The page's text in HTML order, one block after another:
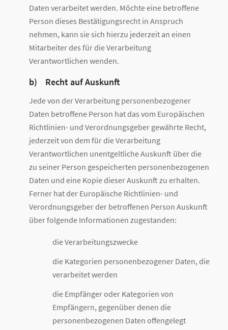
Daten verarbeitet werden. Möchte eine betroffene
Person dieses Bestätigungsrecht in Anspruch
nehmen, kann sie sich hierzu jederzeit an einen
Mitarbeiter des für die Verarbeitung
Verantwortlichen wenden.
b) Recht auf Auskunft
Jede von der Verarbeitung personenbezogener
Daten betroffene Person hat das vom Europäischen
Richtlinien- und Verordnungsgeber gewährte Recht,
jederzeit von dem für die Verarbeitung
Verantwortlichen unentgeltliche Auskunft über die
zu seiner Person gespeicherten personenbezogenen
Daten und eine Kopie dieser Auskunft zu erhalten.
Ferner hat der Europäische Richtlinien- und
Verordnungsgeber der betroffenen Person Auskunft
über folgende Informationen zugestanden:
die Verarbeitungszwecke
die Kategorien personenbezogener Daten, die
verarbeitet werden
die Empfänger oder Kategorien von
Empfängern, gegenüber denen die
personenbezogenen Daten offengelegt